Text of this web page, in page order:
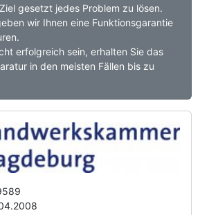
gesetzt jedes Problem zu lösen.
wir Ihnen eine Funktionsgarantie
erfolgreich sein, erhalten Sie das
in den meisten Fällen bis zu